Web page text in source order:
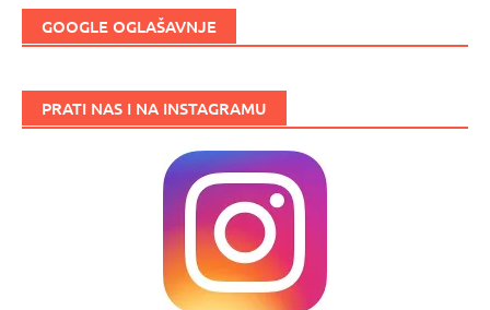
GOOGLE OGLAŠAVNJE
PRATI NAS I NA INSTAGRAMU